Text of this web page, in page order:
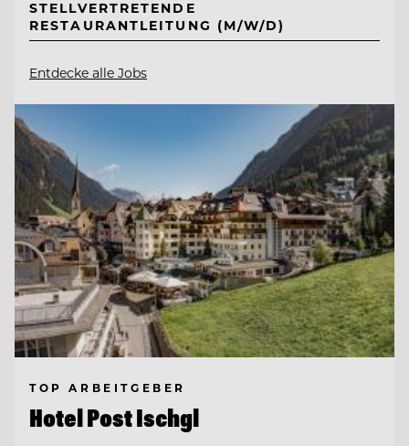
STELLVERTRETENDE
RESTAURANTLEITUNG (M/W/D)
Entdecke alle Jobs
TOP ARBEITGEBER
Hotel Post Ischgl